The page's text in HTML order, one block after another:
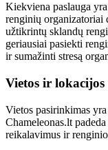
Kiekviena paslauga
renginių organizatoriai
užtikrintų sklandų
geriausiai pasiekti
ir sumažinti stresą
Vietos ir
Vietos pasirinkimas
Chameleonas.lt
reikalavimus ir